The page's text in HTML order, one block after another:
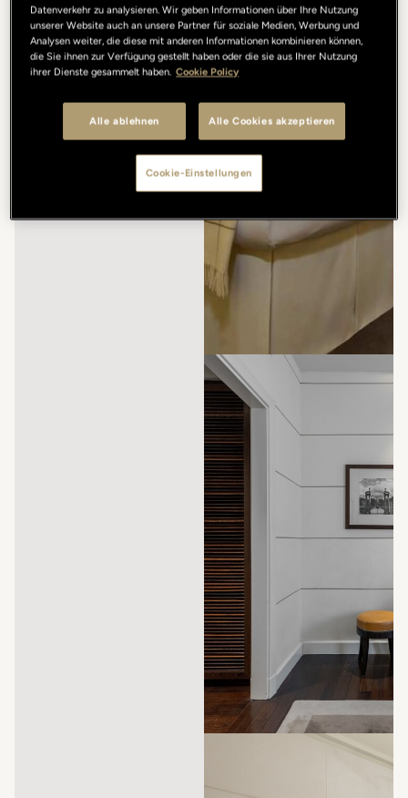
Datenverkehr zu analysieren. Wir geben Informationen über Ihre Nutzung
unserer Website auch an unsere Partner für soziale Medien, Werbung und
Analysen weiter, die diese mit anderen Informationen kombinieren können,
die Sie ihnen zur Verfügung gestellt haben oder die sie aus Ihrer Nutzung
ihrer Dienste gesammelt haben. Cookie Policy
Alle ablehnen Alle Cookies akzeptieren
Cookie-Einstellungen